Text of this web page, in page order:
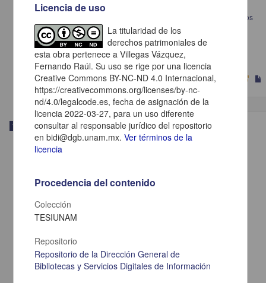
El nivel de estrés y su relación con las competencias emocionales de los
alumnos de la secundaria ESFU 2
Medina Cauzor, Ángel Alberto
2022
Medicina y Ciencias de la Salud
Trabajo de grado
Licencia de uso
La titularidad de los
derechos patrimoniales de
esta obra pertenece a Villegas Vázquez,
Fernando Raúl. Su uso se rige por una licencia
Creative Commons BY-NC-ND 4.0 Internacional,
https://creativecommons.org/licenses/by-nc-
nd/4.0/legalcode.es, fecha de asignación de la
licencia 2022-03-27, para un uso diferente
consultar al responsable jurídico del repositorio
en bidi@dgb.unam.mx.Ver términos de la
licencia
Procedencia del contenido
Colección
TESIUNAM
Repositorio
Repositorio de la Dirección General de
Bibliotecas y Servicios Digitales de Información